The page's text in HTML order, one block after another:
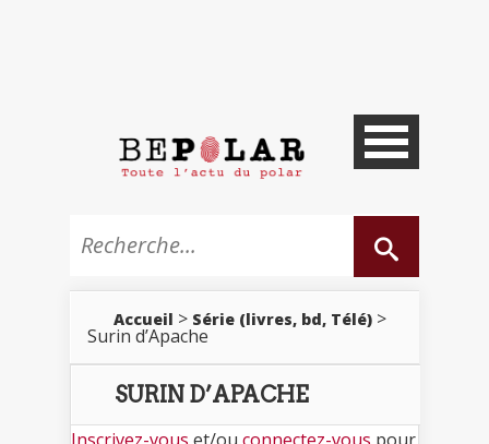
Accueil > Série (livres, bd, Télé) >
Surin d’Apache
SURIN D’APACHE